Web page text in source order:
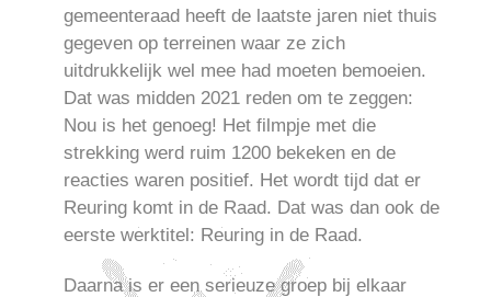
gemeenteraad heeft de laatste jaren niet thuis
gegeven op terreinen waar ze zich
uitdrukkelijk wel mee had moeten bemoeien.
Dat was midden 2021 reden om te zeggen:
Nou is het genoeg! Het filmpje met die
strekking werd ruim 1200 bekeken en de
reacties waren positief. Het wordt tijd dat er
Reuring komt in de Raad. Dat was dan ook de
eerste werktitel: Reuring in de Raad.
Daarna is er een serieuze groep bij elkaar